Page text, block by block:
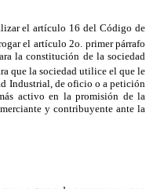
el artículo 16 del Código de
el artículo 2o. primer párrafo
la constitución de la sociedad
que la sociedad utilice el que le
Industrial, de oficio o a petición
activo en la promisión de la
y contribuyente ante la